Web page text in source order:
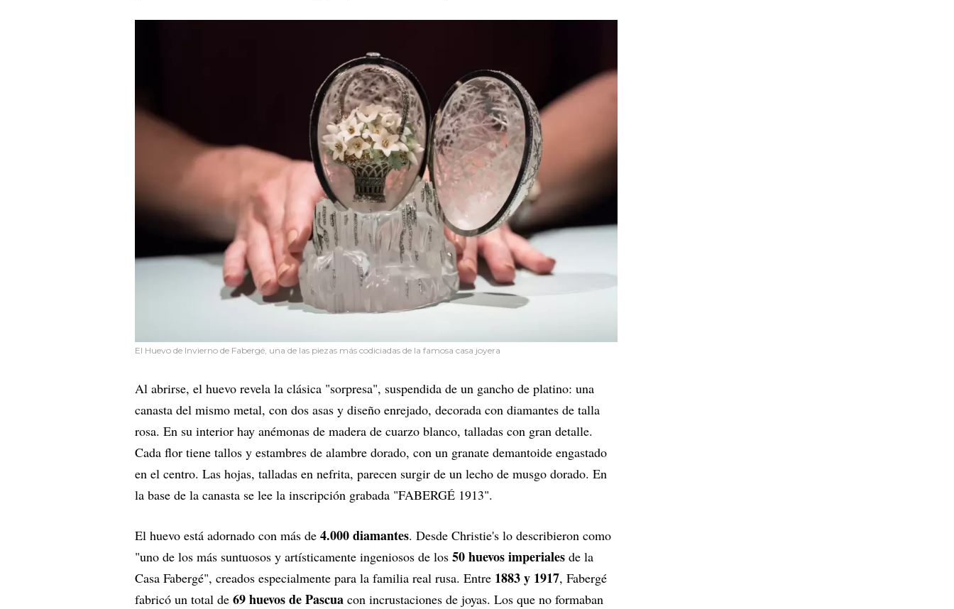
El Huevo de Invierno de Fabergé, una de las piezas más codiciadas de la famosa casa joyera
Al abrirse, el huevo revela la clásica "sorpresa", suspendida de un gancho de platino: una
canasta del mismo metal, con dos asas y diseño enrejado, decorada con diamantes de talla
rosa. En su interior hay anémonas de madera de cuarzo blanco, talladas con gran detalle.
Cada flor tiene tallos y estambres de alambre dorado, con un granate demantoide engastado
en el centro. Las hojas, talladas en nefrita, parecen surgir de un lecho de musgo dorado. En
la base de la canasta se lee la inscripción grabada "FABERGÉ 1913".
El huevo está adornado con más de 4.000 diamantes. Desde Christie's lo describieron como
"uno de los más suntuosos y artísticamente ingeniosos de los 50 huevos imperiales de la
Casa Fabergé", creados especialmente para la familia real rusa. Entre 1883 y 1917, Fabergé
fabricó un total de 69 huevos de Pascua con incrustaciones de joyas. Los que no formaban